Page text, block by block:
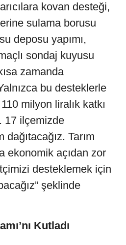
kovan desteği,
sulama borusu
deposu yapımı,
sondaj kuyusu
zamanda
bu desteklerle
milyon liralık katkı
17 ilçemizde
Tarım
ekonomik açıdan zor
desteklemek için
şeklinde
Kutladı